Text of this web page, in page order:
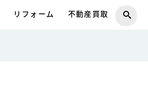
リフォーム 不動産買取